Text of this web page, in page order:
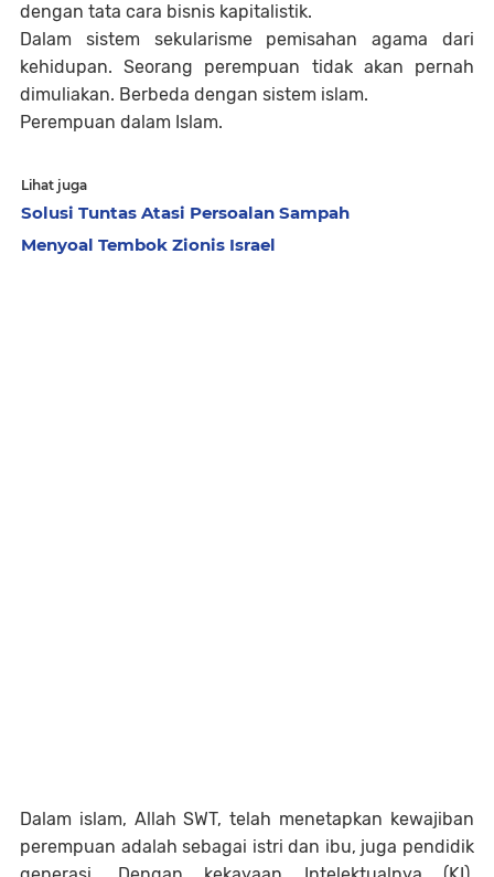
dengan tata cara bisnis kapitalistik.
Dalam sistem sekularisme pemisahan agama dari
kehidupan. Seorang perempuan tidak akan pernah
dimuliakan. Berbeda dengan sistem islam.
Perempuan dalam Islam.
Lihat juga
Solusi Tuntas Atasi Persoalan Sampah
Menyoal Tembok Zionis Israel
Dalam islam, Allah SWT, telah menetapkan kewajiban
perempuan adalah sebagai istri dan ibu, juga pendidik